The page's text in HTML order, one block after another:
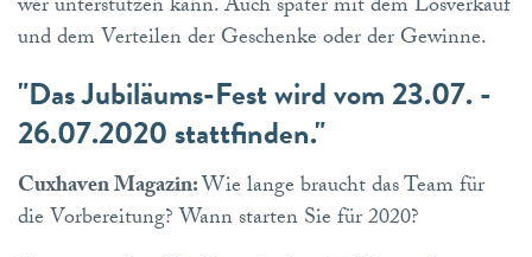
und dem Verteilen der Geschenke oder der Gewinne.
"Das Jubiläums-Fest wird vom 23.07. -
26.07.2020 stattfinden."
Cuxhaven Magazin:Wie lange braucht das Team für
die Vorbereitung? Wann starten Sie für 2020?